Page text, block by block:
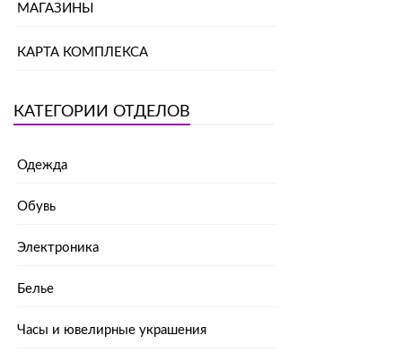
МАГАЗИНЫ
КАРТА КОМПЛЕКСА
КАТЕГОРИИ ОТДЕЛОВ
Одежда
Обувь
Электроника
Белье
Часы и ювелирные украшения